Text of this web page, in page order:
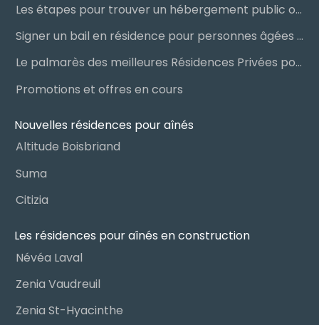
Les étapes pour trouver un hébergement public ou privé
Signer un bail en résidence pour personnes âgées (RPA) : ce qu’il faut savoir
Le palmarès des meilleures Résidences Privées pour Aînés (RPA)
Promotions et offres en cours
Nouvelles résidences pour aînés
Altitude Boisbriand
Suma
Citizia
Les résidences pour aînés en construction
Névéa Laval
Zenia Vaudreuil
Zenia St-Hyacinthe